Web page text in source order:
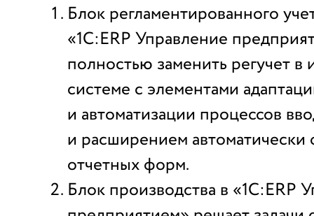
Блок регламентированного
«1С:ERP Управление
полностью заменить регучет в
системе с элементами
и автоматизации процессов
и расширением
отчетных форм.
Блок производства в «1С:ERP